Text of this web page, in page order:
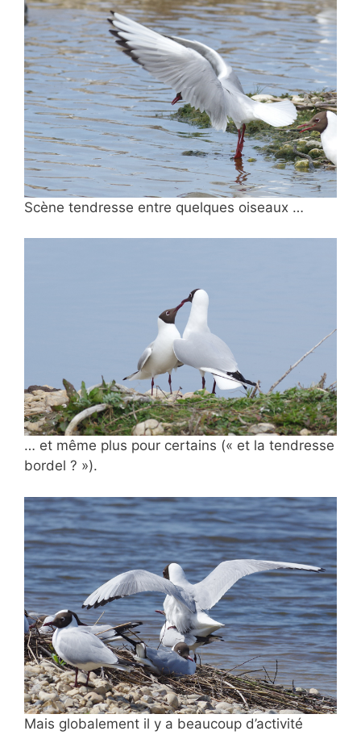
Scène tendresse entre quelques oiseaux …
… et même plus pour certains (« et la tendresse
bordel ? »).
Mais globalement il y a beaucoup d’activité